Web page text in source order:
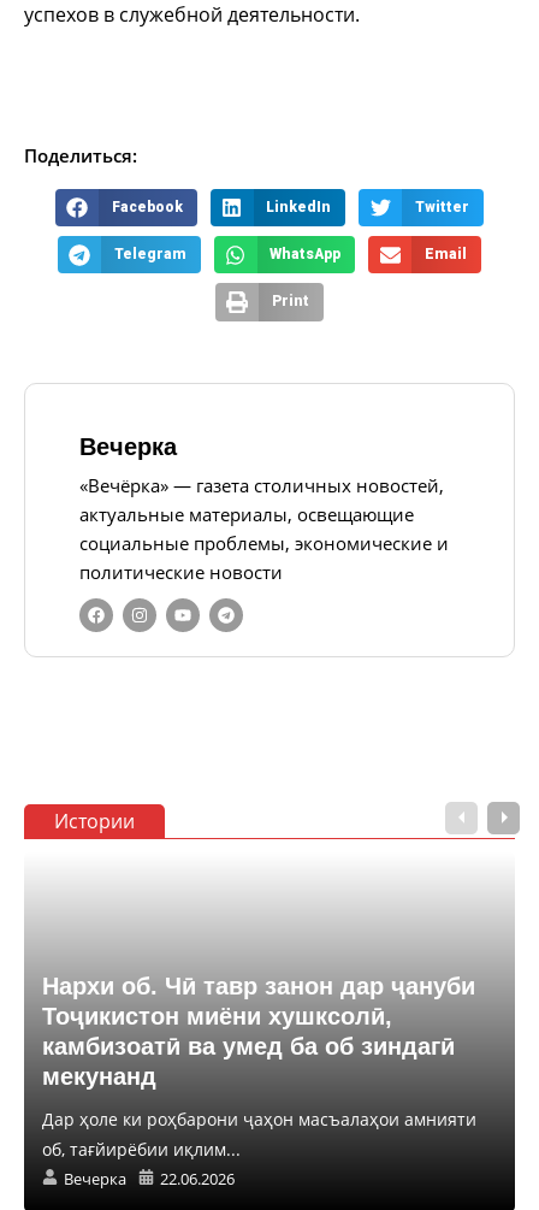
успехов в служебной деятельности.
Поделиться:
Facebook LinkedIn Twitter
Telegram WhatsApp Email
Print
Вечерка
«Вечёрка» — газета столичных новостей,
актуальные материалы, освещающие
социальные проблемы, экономические и
политические новости
Истории
Нархи об. Чӣ тавр занон дар ҷануби
Тоҷикистон миёни хушксолӣ,
камбизоатӣ ва умед ба об зиндагӣ
мекунанд
Дар ҳоле ки роҳбарони ҷаҳон масъалаҳои амнияти
об, тағйирёбии иқлим...
Вечерка 22.06.2026